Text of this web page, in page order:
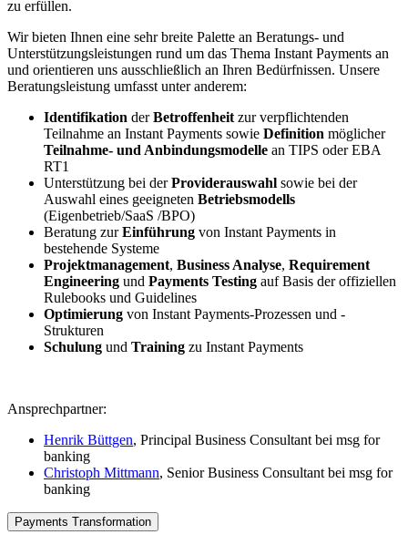
zu erfüllen.
Wir bieten Ihnen eine sehr breite Palette an Beratungs-​​​ und
Unterstützungsleistungen rund um das Thema Instant Payments an
und orientieren uns ausschließlich an Ihren Bedürfnissen. Unsere
Beratungsleistung umfasst unter anderem:
Identifikation derBetroffenheit zur verpflichtenden
Teilnahme an Instant Payments sowie Definition möglicher
Teilnahme-​​​ und Anbindungsmodelle an TIPS oder EBA
RT1
Unterstützung bei derProviderauswahl sowie bei der
Auswahl eines geeigneten Betriebsmodells
(Eigenbetrieb/SaaS /BPO)
Beratung zurEinführung von Instant Payments in
bestehende Systeme
Projektmanagement, Business Analyse, Requirement
Engineering und Payments Testing auf Basis der offiziellen
Rulebooks und Guidelines
Optimierung von Instant Payments-​​​Prozessen und -​​​
Strukturen
Schulung und Training zu Instant Payments
Ansprechpartner:
Henrik Büttgen, Principal Business Consultant bei msg for
banking
Christoph Mittmann, Senior Business Consultant bei msg for
banking
Payments Transformation